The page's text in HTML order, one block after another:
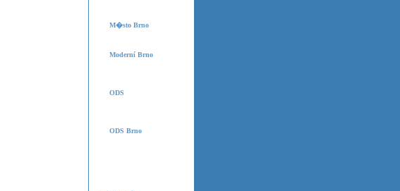
M�sto Brno
Moderní Brno
ODS
ODS Brno